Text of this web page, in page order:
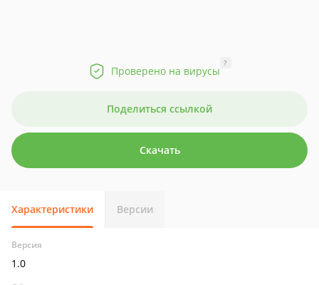
Проверено на вирусы
?
Поделиться ссылкой
Скачать
Характеристики Версии
Версия
1.0